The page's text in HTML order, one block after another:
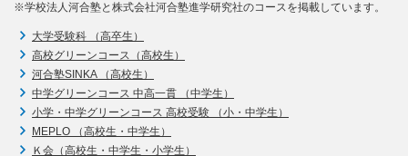
※学校法人河合塾と株式会社河合塾進学研究社のコースを掲載しています。
大学受験科 （高卒生）
高校グリーンコース（高校生）
河合塾SINKA （高校生）
中学グリーンコース 中高一貫 （中学生）
小学・中学グリーンコース 高校受験 （小・中学生）
MEPLO （高校生・中学生）
Ｋ会（高校生・中学生・小学生）